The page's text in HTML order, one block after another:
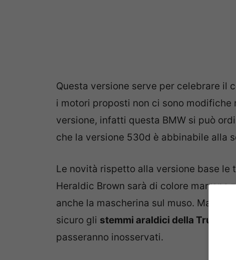
Questa versione serve per celebrare il
i motori proposti non ci sono
versione, infatti questa BMW si può
che la versione 530d è abbinabile alla
Le novità rispetto alla versione base le
Heraldic Brown sarà di colore
anche la mascherina sul muso. Ma se
sicuro gli stemmi araldici della
passeranno inosservati.